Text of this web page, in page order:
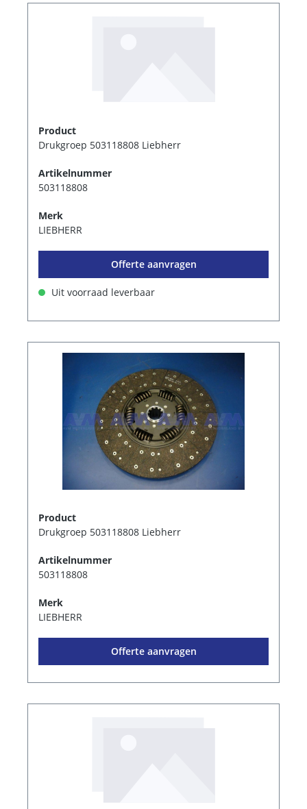
Product
Drukgroep 503118808 Liebherr
Artikelnummer
503118808
Merk
LIEBHERR
Offerte aanvragen
Uit voorraad leverbaar
Product
Drukgroep 503118808 Liebherr
Artikelnummer
503118808
Merk
LIEBHERR
Offerte aanvragen